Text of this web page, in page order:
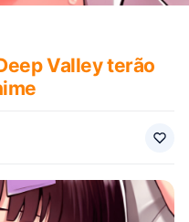
Valley terão